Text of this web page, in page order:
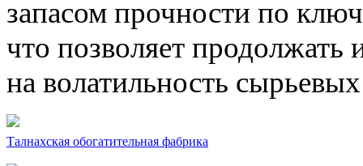
запасом прочности по
что позволяет продолжать
на волатильность
Талнахская обогатительная фабрика